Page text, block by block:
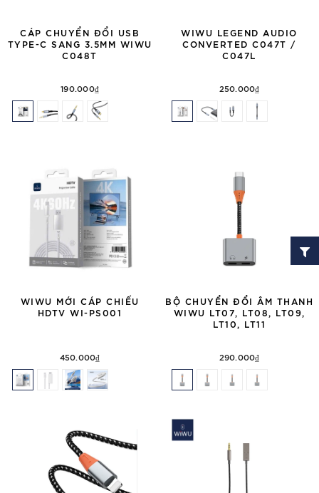
CÁP CHUYỂN ĐỔI USB
TYPE-C SANG 3.5MM WIWU
C048T
190.000₫
WIWU LEGEND AUDIO
CONVERTED C047T /
C047L
250.000₫
WIWU MỚI CÁP CHIẾU
HDTV WI-PS001
450.000₫
BỘ CHUYỂN ĐỔI ÂM THANH
WIWU LT07, LT08, LT09,
LT10, LT11
290.000₫